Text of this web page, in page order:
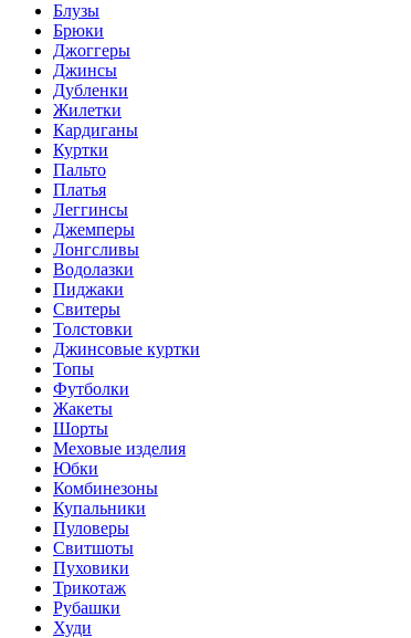
Блузы
Брюки
Джоггеры
Джинсы
Дубленки
Жилетки
Кардиганы
Куртки
Пальто
Платья
Леггинсы
Джемперы
Лонгсливы
Водолазки
Пиджаки
Свитеры
Толстовки
Джинсовые куртки
Топы
Футболки
Жакеты
Шорты
Меховые изделия
Юбки
Комбинезоны
Купальники
Пуловеры
Свитшоты
Пуховики
Трикотаж
Рубашки
Худи